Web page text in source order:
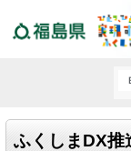
ふくしまDX推